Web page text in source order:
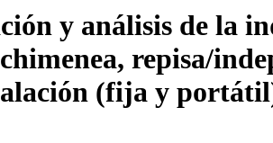
y análisis de la
repisa/
(fija y